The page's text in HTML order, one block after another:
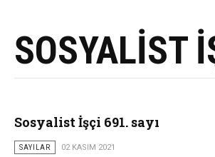
SOSYALİST
Sosyalist İşçi 691. sayı
SAYILAR 02 KASIM 2021